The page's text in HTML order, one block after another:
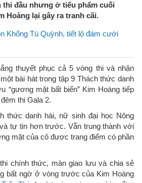
thi đầu nhưng ở tiểu phẩm cuối
Hoàng lại gây ra tranh cãi.
Khổng Tú Quỳnh, tiết lộ đám cưới
thuyết phục cả 5 vòng thi và nhận
bài hát trong tập 9 Thách thức danh
“gương mặt bất biến” Kim Hoàng tiếp
thi Gala 2.
thức danh hài, nữ sinh đại học Nông
tự tin hơn trước. Vẫn trung thành với
mặt của cô được trang điểm có phần
chính thức, màn giao lưu và chia sẻ
bất ngờ ở vòng trước của Kim Hoàng